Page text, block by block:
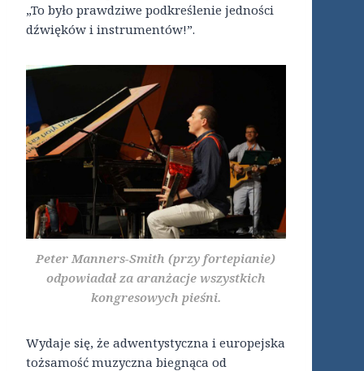
„To było prawdziwe podkreślenie jedności
dźwięków i instrumentów!”.
Peter Manners-Smith (przy fortepianie)
odpowiadał za aranżacje wszystkich
kongresowych pieśni.
Wydaje się, że adwentystyczna i europejska
tożsamość muzyczna biegnąca od